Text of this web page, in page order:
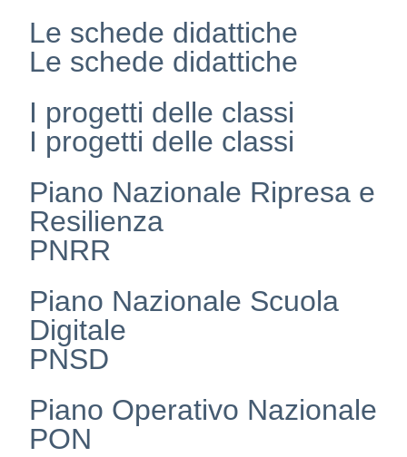
Le schede didattiche
Le schede didattiche
I progetti delle classi
I progetti delle classi
Piano Nazionale Ripresa e
Resilienza
PNRR
Piano Nazionale Scuola
Digitale
PNSD
Piano Operativo Nazionale
PON